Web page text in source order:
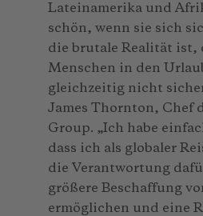
Lateinamerika und
schön, wenn sie sich
die brutale Realität ist,
Menschen in den
gleichzeitig nicht
James Thornton, Chef
Group. „Ich habe
dass ich als globaler
die Verantwortung
größere Beschaffung
ermöglichen und eine